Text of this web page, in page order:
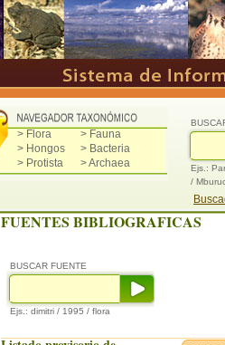
> Flora
> Fauna
> Hongos
> Bacteria
> Protista
> Archaea
Ejs.:
/
FUENTES BIBLIOGRAFICAS
BUSCAR FUENTE
Ejs.: dimitri / 1995 / flora